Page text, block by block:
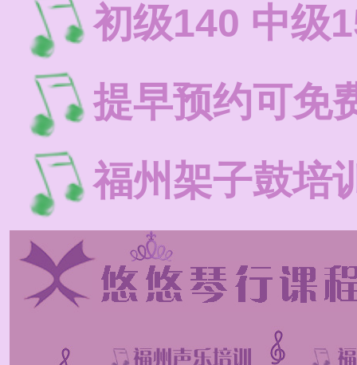
初级140 中级
提早预约可免
福州架子鼓培